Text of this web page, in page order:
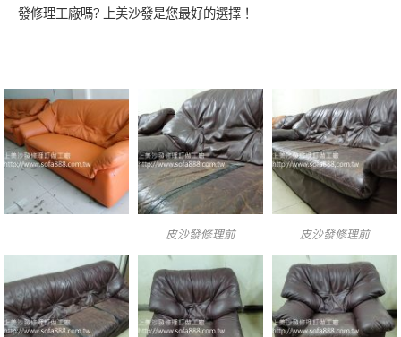
發修理工廠嗎? 上美沙發是您最好的選擇！
皮沙發修理前 皮沙發修理前